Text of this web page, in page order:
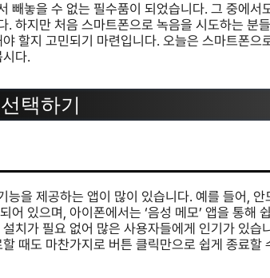
빼놓을 수 없는 필수품이 되었습니다. 그 중에서
. 하지만 처음 스마트폰으로 녹음을 시도하는 분
할지 고민되기 마련입니다. 오늘은 스마트폰으
다.
택하기
을 제공하는 앱이 많이 있습니다. 예를 들어, 안
어 있으며, 아이폰에서는 ‘음성 메모’ 앱을 통해
치가 필요 없어 많은 사용자들에게 인기가 있습
때도 마찬가지로 버튼 클릭만으로 쉽게 종료할